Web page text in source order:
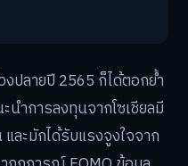
ปลายปี 2565 ก็ได้ตอกย้ำ
นำการลงทุนจากโซเชียลมี
ละมักได้รับแรงจูงใจจาก